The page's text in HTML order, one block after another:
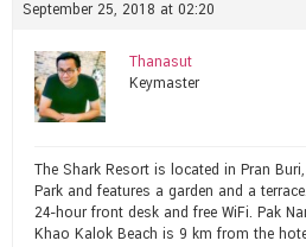
September 25, 2018 at 02:20
Thanasut
Keymaster
The Shark Resort is located in Pran
Park and features a garden and a
24-hour front desk and free WiFi. Pak
Khao Kalok Beach is 9 km from the